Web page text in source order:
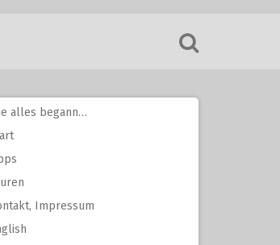
alles begann…
Impressum